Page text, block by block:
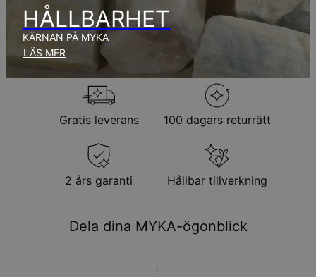
produktionstid.
Returpolicy
Observera att personliga smycken är unika och endast kan
returneras för utbyte eller butikskredit
HÅLLBARHET
KÄRNAN PÅ MYKA
LÄS MER
Gratis leverans 100 dagars returrätt
2 års garanti Hållbar tillverkning
Dela dina MYKA-ögonblick